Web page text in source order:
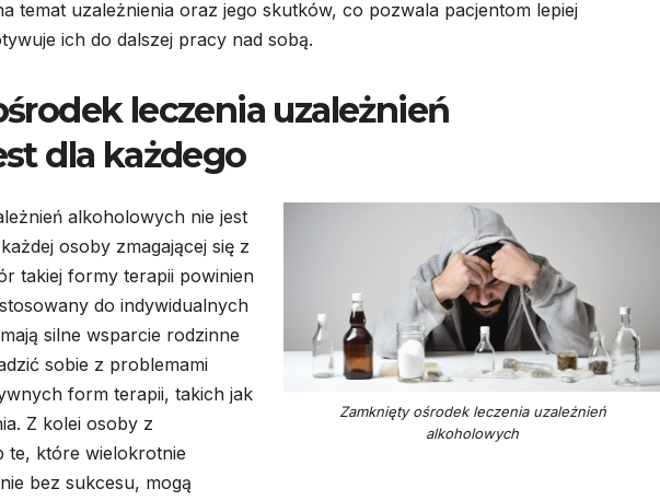
temat uzależnienia oraz jego skutków, co pozwala pacjentom lepiej
ich do dalszej pracy nad sobą.
leczenia uzależnień
dla każdego
Zamknięty ośrodek leczenia uzależnień
alkoholowych
alkoholowych nie jest
osoby zmagającej się z
takiej formy terapii powinien
do indywidualnych
silne wsparcie rodzinne
sobie z problemami
form terapii, takich jak
Z kolei osoby z
te, które wielokrotnie
bez sukcesu, mogą